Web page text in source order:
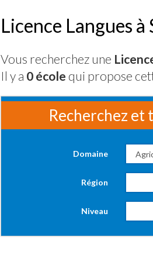
Licence Langues
Vous recherchez une
Il y a 0 école qui propose
Recherchez
Domaine
Région
Niveau